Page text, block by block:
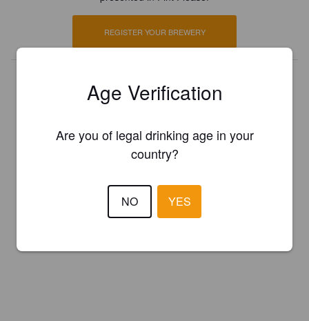
REGISTER YOUR BREWERY
Age Verification
Are you of legal drinking age in your
country?
NO YES